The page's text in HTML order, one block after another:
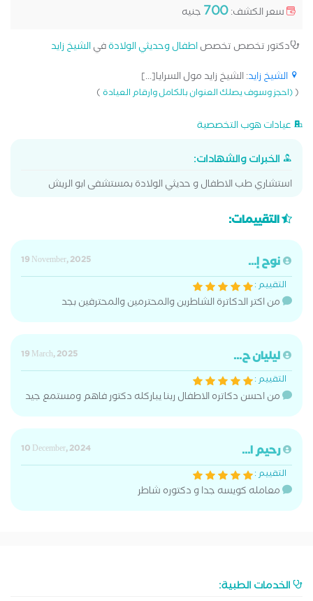
سعر الكشف:700 جنيه
دكتور تخصص تخصصاطفال وحديثي الولادةفيالشيخ زايد
الشيخ زايد: الشيخ زايد مول السرايا[...]
((احجز وسوف يصلك العنوان بالكامل وارقام العيادة)
عيادات هوب التخصصية
الخبرات والشهادات:
استشاري طب الاطفال و حديثي الولادة بمستشفى ابو الريش
التقييمات:
نوح إ...
19 November, 2025
التقييم :
من اكتر الدكاترة الشاطرين والمحترمين والمحترفين بجد
ليليان ح...
19 March, 2025
التقييم :
من احسن دكاتره الاطفال ربنا يباركله دكتور فاهم ومستمع جيد
رحيم ا...
10 December, 2024
التقييم :
معامله كويسه جدا و دكتوره شاطر
الخدمات الطبية: